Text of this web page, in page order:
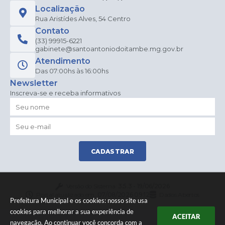
Prefeitura Municipal e os cookies: nosso site usa
cookies para melhorar a sua experiência de
navegação. Ao continuar você concorda com a
ACEITAR
Nun
es
cho
Localização
Rua Aristídes Alves, 54 Centro
Contato
(33) 99915-6221
gabinete@santoantoniodoitambe.mg.gov.br
Atendimento
Das 07:00hs às 16:00hs
Newsletter
Inscreva-se e receba informativos
CADASTRAR